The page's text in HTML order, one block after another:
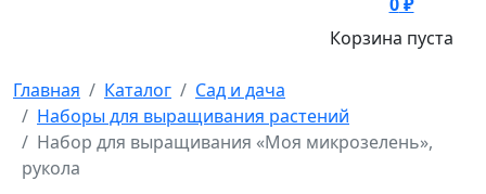
Корзина пуста
Главная Каталог
Сад и дача
Наборы для выращивания растений
Набор для выращивания «Моя микрозелень»,
рукола